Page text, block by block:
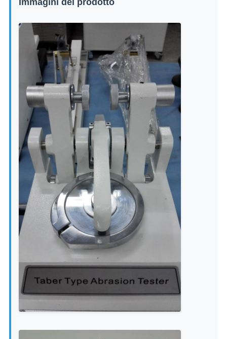
Immagini del prodotto